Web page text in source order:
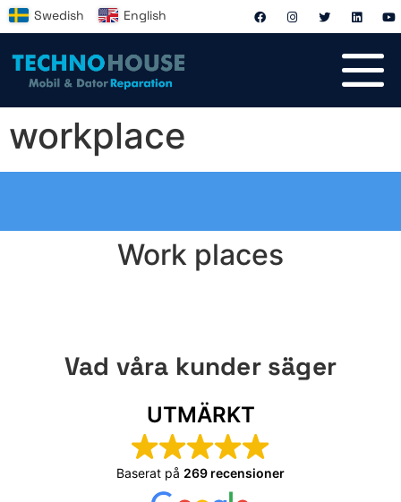
Swedish English
workplace
Work places
Vad våra kunder säger
UTMÄRKT
Baserat på 269 recensioner